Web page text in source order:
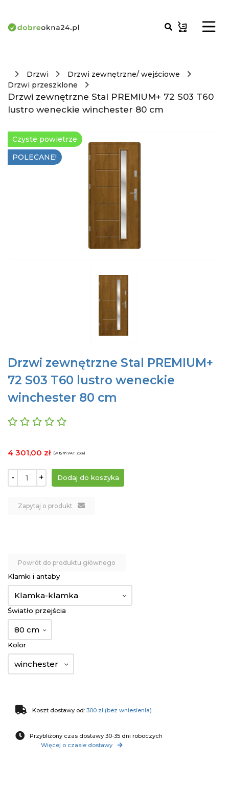
Drzwi
Drzwi zewnętrzne/ wejściowe
Drzwi przeszklone
Drzwi zewnętrzne Stal PREMIUM+ 72 S03 T60
lustro weneckie winchester 80 cm
Czyste powietrze
POLECANE!
Drzwi zewnętrzne Stal PREMIUM+
72 S03 T60 lustro weneckie
winchester 80 cm
4 301,00 zł (w tym VAT 23%)
- +
Zapytaj o produkt
Powrót do produktu głównego
Klamki i antaby
Klamka-klamka
Światło przejścia
80 cm
Kolor
winchester
Koszt dostawy od: 300 zł (bez wniesienia)
Przybliżony czas dostawy 30-35 dni roboczych
Więcej o czasie dostawy